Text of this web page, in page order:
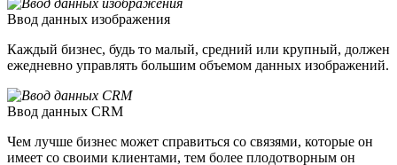
Ввод данных изображения
Каждый бизнес, будь то малый, средний или крупный, должен
ежедневно управлять большим объемом данных изображений.
Ввод данных CRM
Чем лучше бизнес может справиться со связями, которые он
имеет со своими клиентами, тем более плодотворным он